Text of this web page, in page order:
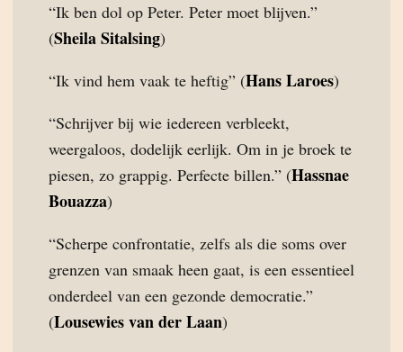
“Ik ben dol op Peter. Peter moet blijven.”
(Sheila Sitalsing)
“Ik vind hem vaak te heftig” (Hans Laroes)
“Schrijver bij wie iedereen verbleekt,
weergaloos, dodelijk eerlijk. Om in je broek te
piesen, zo grappig. Perfecte billen.” (Hassnae
Bouazza)
“Scherpe confrontatie, zelfs als die soms over
grenzen van smaak heen gaat, is een essentieel
onderdeel van een gezonde democratie.”
(Lousewies van der Laan)